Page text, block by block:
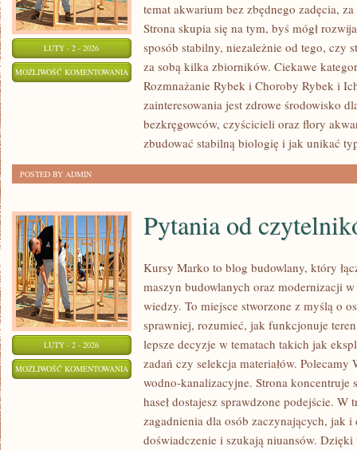
LUTY - 2 - 2026
MOŻLIWOŚĆ KOMENTOWANIA AKWARIA
SŁODKOWODNE
temat akwarium bez zbędnego zadęcia,
Strona skupia się na tym, byś mógł
sposób stabilny, niezależnie od tego, czy
za sobą kilka zbiorników. Ciekawe
Rozmnażanie Rybek i Choroby Rybek i
zainteresowania jest zdrowe środowisko
bezkręgowców, czyścicieli oraz flory
zbudować stabilną biologię i jak unikać
POSTED BY ADMIN
LUTY - 2 - 2026
MOŻLIWOŚĆ KOMENTOWANIA PYTANIA
CZYTELNIKÓW
Pytania od
Kursy Marko to blog budowlany, który
maszyn budowlanych oraz modernizacji
wiedzy. To miejsce stworzone z myślą o
sprawniej, rozumieć, jak funkcjonuje
lepsze decyzje w tematach takich jak
zadań czy selekcja materiałów.
wodno-kanalizacyjne. Strona koncentruje
haseł dostajesz sprawdzone podejście.
zagadnienia dla osób zaczynających, jak
doświadczenie i szukają niuansów. Dzięki